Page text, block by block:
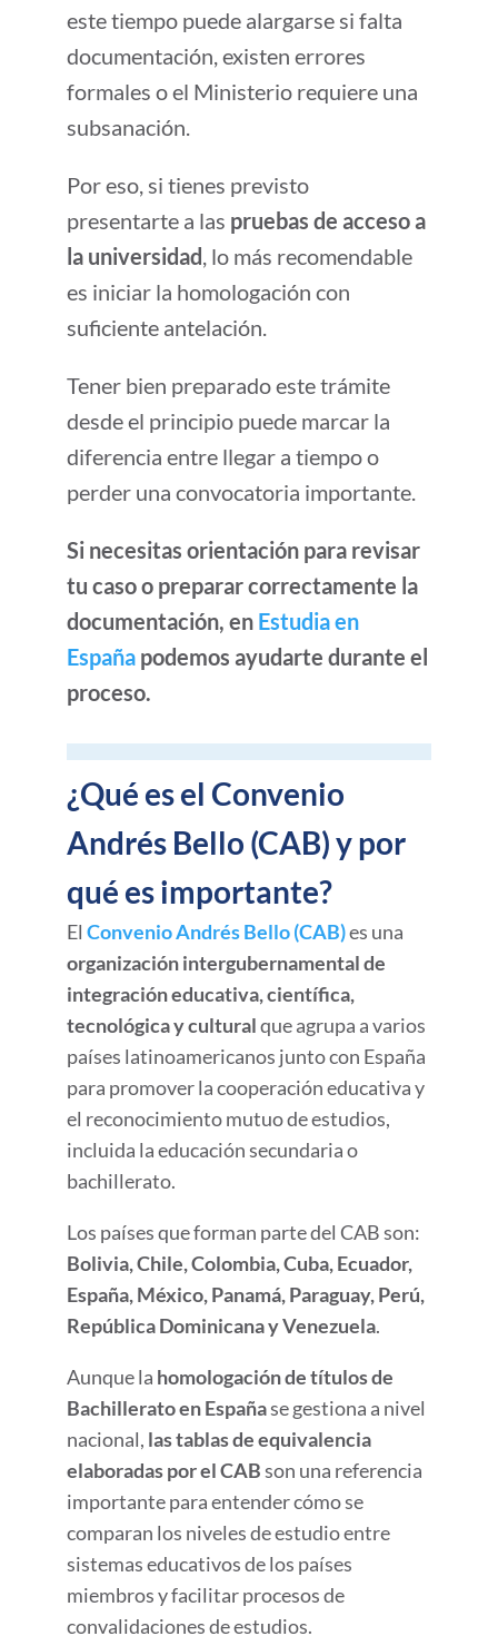
este tiempo puede alargarse si falta
documentación, existen errores
formales o el Ministerio requiere una
subsanación.
Por eso, si tienes previsto
presentarte a las pruebas de acceso a
la universidad, lo más recomendable
es iniciar la homologación con
suficiente antelación.
Tener bien preparado este trámite
desde el principio puede marcar la
diferencia entre llegar a tiempo o
perder una convocatoria importante.
Si necesitas orientación para revisar
tu caso o preparar correctamente la
documentación, en Estudia en
España podemos ayudarte durante el
proceso.
¿Qué es el Convenio
Andrés Bello (CAB) y por
qué es importante?
El Convenio Andrés Bello (CAB)es una
organización intergubernamental de
integración educativa, científica,
tecnológica y culturalque agrupa a varios
países latinoamericanos junto con España
para promover la cooperación educativa y
el reconocimiento mutuo de estudios,
incluida la educación secundaria o
bachillerato.
Los países que forman parte del CAB son:
Bolivia, Chile, Colombia, Cuba, Ecuador,
España, México, Panamá, Paraguay, Perú,
República Dominicana y Venezuela.
Aunque la homologación de títulos de
Bachillerato en Españase gestiona a nivel
nacional, las tablas de equivalencia
elaboradas por el CABson una referencia
importante para entender cómo se
comparan los niveles de estudio entre
sistemas educativos de los países
miembros y facilitar procesos de
convalidaciones de estudios.